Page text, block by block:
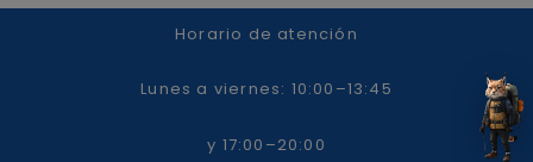
Horario de atención
Lunes a viernes: 10:00–13:45
y 17:00–20:00